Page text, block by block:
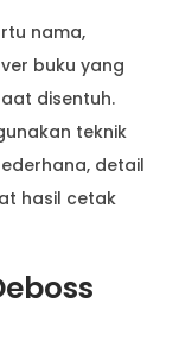
nama,
buku yang
disentuh.
teknik
detail
hasil cetak